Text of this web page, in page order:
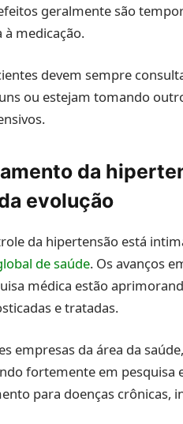
geralmente são
à medicação.
devem sempre
ou estejam tomando
da
evolução
da hipertensão está
de saúde. Os avanços
médica estão
e tratadas.
empresas da área da
fortemente em pesquisa
para doenças crônicas,